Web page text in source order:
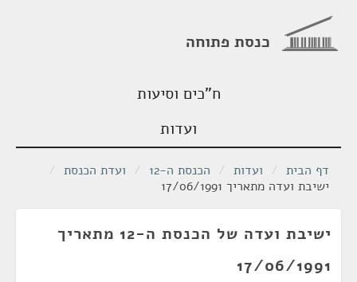
כנסת פתוחה
ח"כים וסיעות
ועדות
דף הבית / ועדות / הכנסת ה-12 / ועדת הכנסת /
ישיבת ועדה מתאריך 17/06/1991
ישיבת ועדה של הכנסת ה-12 מתאריך
17/06/1991